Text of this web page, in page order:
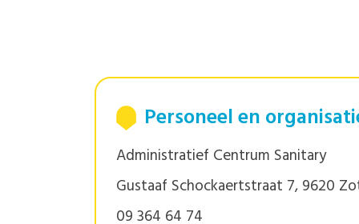
Personeel en
Administratief Centrum Sanitary
Gustaaf Schockaertstraat 7, 9620
09 364 64 74